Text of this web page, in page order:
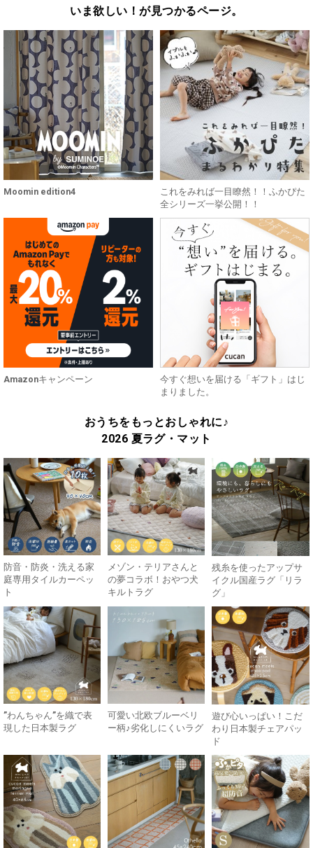
いま欲しい！が見つかるページ。
Moomin edition4
これをみれば一目瞭然！！ふかぴた
全シリーズ一挙公開！！
Amazonキャンペーン
今すぐ想いを届ける「ギフト」はじ
まりました。
おうちをもっとおしゃれに♪
2026 夏ラグ・マット
防音・防炎・洗える家
庭専用タイルカーペッ
ト
メゾン・テリアさんと
の夢コラボ！おやつ犬
キルトラグ
残糸を使ったアップサ
イクル国産ラグ「リラ
グ」
”わんちゃん”を織で表
現した日本製ラグ
可愛い北欧ブルーベリ
ー柄♪劣化しにくいラグ
遊び心いっぱい！こだ
わり日本製チェアパッ
ド